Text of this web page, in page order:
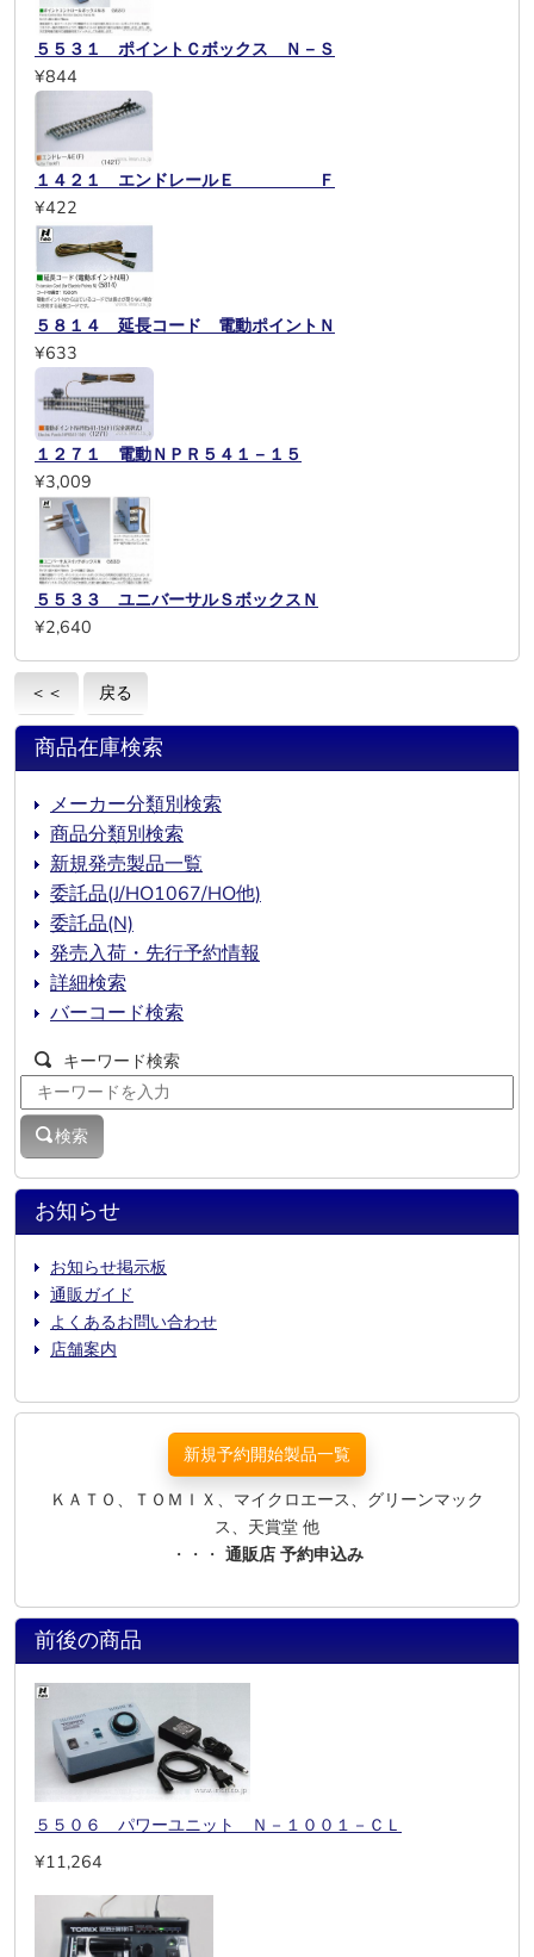
５５３１ ポイントＣボックス Ｎ－Ｓ
¥844
１４２１ エンドレールＥ Ｆ
¥422
５８１４ 延長コード 電動ポイントＮ
¥633
１２７１ 電動ＮＰＲ５４１－１５
¥3,009
５５３３ ユニバーサルＳボックスＮ
¥2,640
＜＜ 戻る
お知らせ
お知らせ掲示板
通販ガイド
よくあるお問い合わせ
店舗案内
商品在庫検索
メーカー分類別検索
商品分類別検索
新規発売製品一覧
委託品(J/HO1067/HO他)
委託品(N)
発売入荷・先行予約情報
詳細検索
バーコード検索
キーワード検索
検索
新規予約開始製品一覧
ＫＡＴＯ、ＴＯＭＩＸ、マイクロエース、グリーンマック
ス、天賞堂 他
・・・ 通販店 予約申込み
前後の商品
５５０６ パワーユニット Ｎ－１００１－ＣＬ
¥11,264